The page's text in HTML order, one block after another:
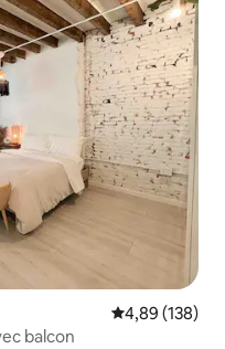
Évaluation
4,89 (138)
balcon